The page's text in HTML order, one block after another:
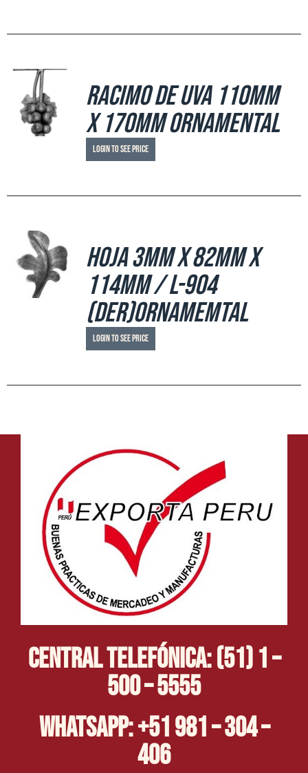
Racimo de uva 110mm
x 170mm ornamental
Login to see price
Hoja 3mm x 82mm x
114mm / L-904
(der)ornamemtal
Login to see price
Central Telefónica: (51) 1 –
500 – 5555
Whatsapp: +51 981 – 304 –
406